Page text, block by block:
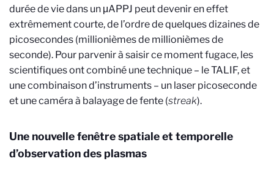
durée de vie dans un μAPPJ peut devenir en effet
extrêmement courte, de l’ordre de quelques dizaines de
picosecondes (millionièmes de millionièmes de
seconde). Pour parvenir à saisir ce moment fugace, les
scientifiques ont combiné une technique – le TALIF, et
une combinaison d’instruments – un laser picoseconde
et une caméra à balayage de fente (streak).
Une nouvelle fenêtre spatiale et temporelle
d’observation des plasmas